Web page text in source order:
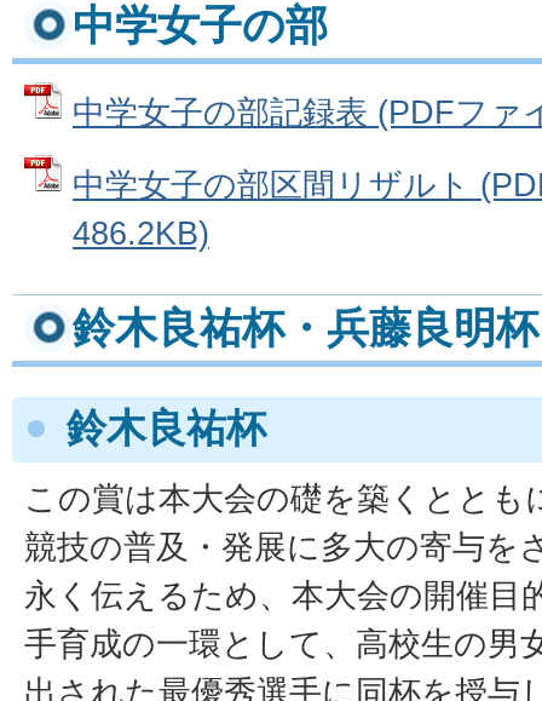
中学女子の部
中学女子の部記録表 (PDFファ
中学女子の部区間リザルト
486.2KB)
鈴木良祐杯・兵藤良明杯
鈴木良祐杯
この賞は本大会の礎を築くととも
競技の普及・発展に多大の寄与を
永く伝えるため、本大会の開催目
手育成の一環として、高校生の男
出された最優秀選手に同杯を授与